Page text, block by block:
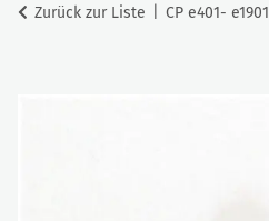
Zurück zur Liste CP e401- e1901